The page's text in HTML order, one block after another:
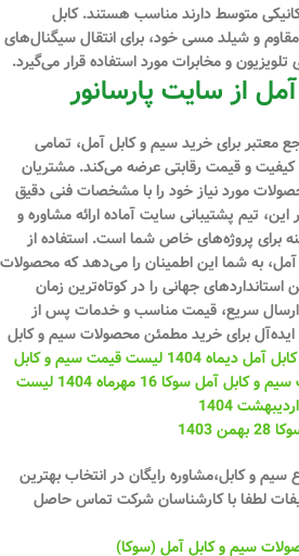
متوسط دارند مناسب هستند. کابل
مقاوم و شیلد مسی خود، برای انتقال سیگنال‌های
و مخابرات مورد استفاده قرار می‌گیرد.
از سایت پارسانور
معتبر برای خرید سیم و کابل آمل، تمامی
کیفیت و قیمت رقابتی عرضه می‌کند. مشتریان
مورد نیاز خود را با مشخصات فنی دقیق
تیم پشتیبانی سایت آماده ارائه مشاوره و
برای پروژه‌های خاص شما است. استفاده از
آمل، به شما این اطمینان را می‌دهد که محصولات
جهانی را در کوتاه‌ترین زمان
ارسال سریع، قیمت مناسب و خدمات پس از
ایده‌آل برای خرید مطمئن محصولات سیم و کابل
دیماه 1404
لیست قیمت سیم و کابل
آمل سوکا 16 مهرماه 1404
لیست
و کابل،مشاوره رایگان در انتخاب بهترین
لطفا با کارشناسان شرکت تماس حاصل
سیم و کابل آمل (سوکا)